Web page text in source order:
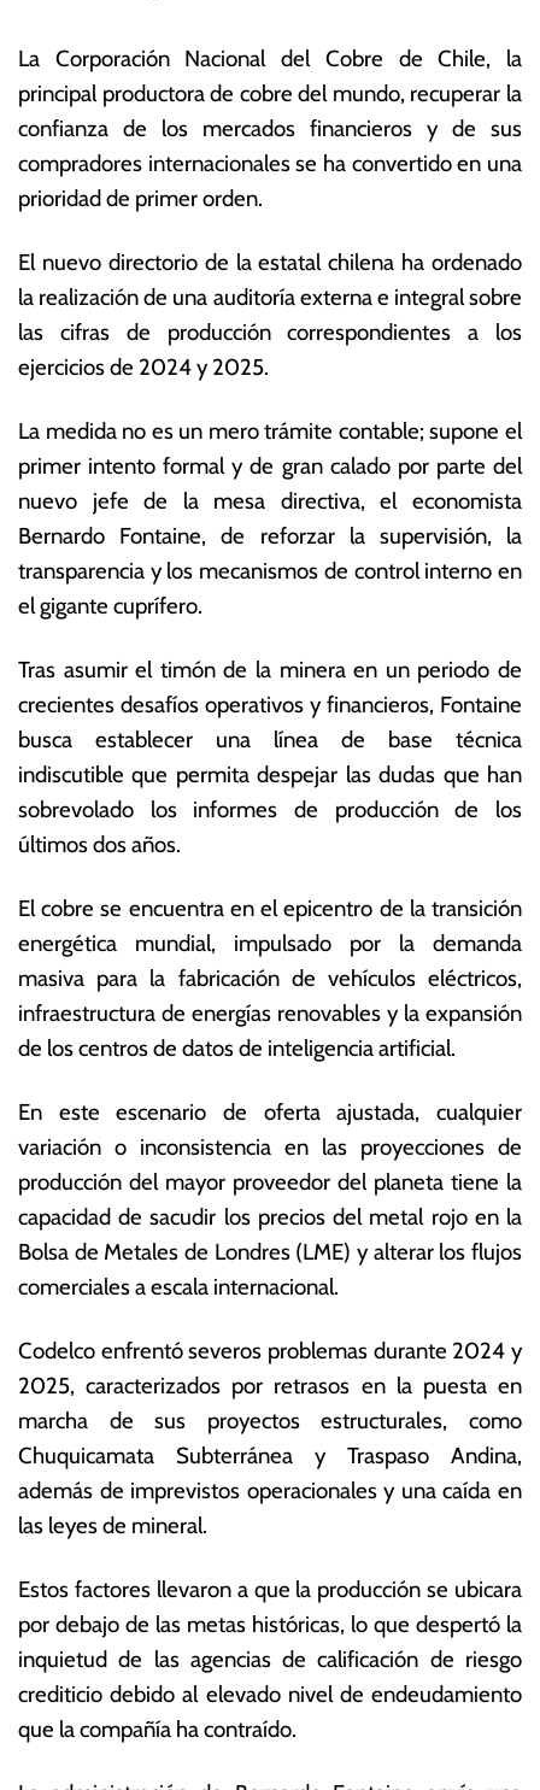
9
e
m
a
o
e
2
2
6
a
N
o
ta
E
o
n
m
ic
s
La Corporación Nacional del Cobre de Chile, la
principal productora de cobre del mundo, recuperar la
confianza de los mercados financieros y de sus
compradores internacionales se ha convertido en una
prioridad de primer orden.
El nuevo directorio de la estatal chilena ha ordenado
la realización de una auditoría externa e integral sobre
las cifras de producción correspondientes a los
ejercicios de 2024 y 2025.
La medida no es un mero trámite contable; supone el
primer intento formal y de gran calado por parte del
nuevo jefe de la mesa directiva, el economista
Bernardo Fontaine, de reforzar la supervisión, la
transparencia y los mecanismos de control interno en
el gigante cuprífero.
Tras asumir el timón de la minera en un periodo de
crecientes desafíos operativos y financieros, Fontaine
busca establecer una línea de base técnica
indiscutible que permita despejar las dudas que han
sobrevolado los informes de producción de los
últimos dos años.
El cobre se encuentra en el epicentro de la transición
energética mundial, impulsado por la demanda
masiva para la fabricación de vehículos eléctricos,
infraestructura de energías renovables y la expansión
de los centros de datos de inteligencia artificial.
En este escenario de oferta ajustada, cualquier
variación o inconsistencia en las proyecciones de
producción del mayor proveedor del planeta tiene la
capacidad de sacudir los precios del metal rojo en la
Bolsa de Metales de Londres (LME) y alterar los flujos
comerciales a escala internacional.
Codelco enfrentó severos problemas durante 2024 y
2025, caracterizados por retrasos en la puesta en
marcha de sus proyectos estructurales, como
Chuquicamata Subterránea y Traspaso Andina,
además de imprevistos operacionales y una caída en
las leyes de mineral.
Estos factores llevaron a que la producción se ubicara
por debajo de las metas históricas, lo que despertó la
inquietud de las agencias de calificación de riesgo
crediticio debido al elevado nivel de endeudamiento
que la compañía ha contraído.